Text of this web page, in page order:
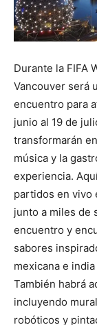
Durante la FIFA
Vancouver será
encuentro para
junio al 19 de
transformarán
música y la
experiencia.
partidos en vivo
junto a miles de
encuentro y
sabores
mexicana e
También habrá
incluyendo
robóticos y